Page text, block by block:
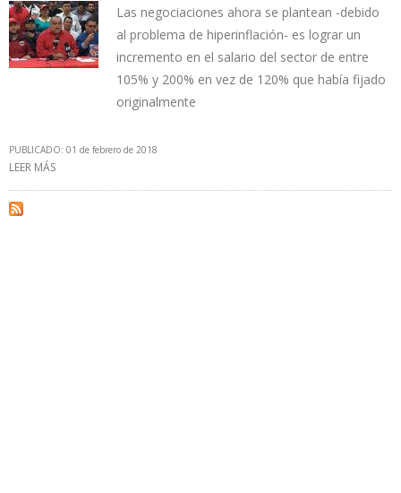
Las negociaciones ahora se plantean -debido
al problema de hiperinflación- es lograr un
incremento en el salario del sector de entre
105% y 200% en vez de 120% que había fijado
originalmente
PUBLICADO: 01 de febrero de 2018
LEER MÁS